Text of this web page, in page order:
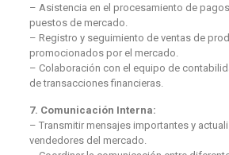
– Asistencia en el procesamiento de
puestos de mercado.
– Registro y seguimiento de ventas de
promocionados por el mercado.
– Colaboración con el equipo de
de transacciones financieras.
7. Comunicación Interna:
– Transmitir mensajes importantes y
vendedores del mercado.